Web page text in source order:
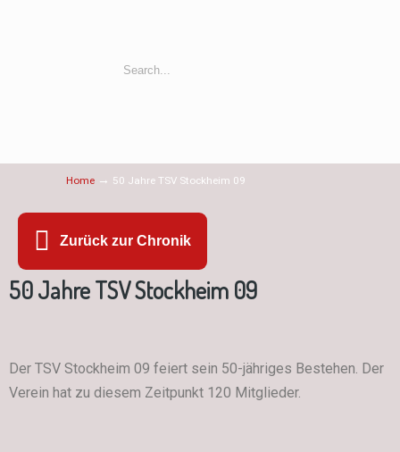
Home → 50 Jahre TSV Stockheim 09
Zurück zur Chronik
50 Jahre TSV Stockheim 09
Der TSV Stockheim 09 feiert sein 50-jähriges Bestehen. Der
Verein hat zu diesem Zeitpunkt 120 Mitglieder.